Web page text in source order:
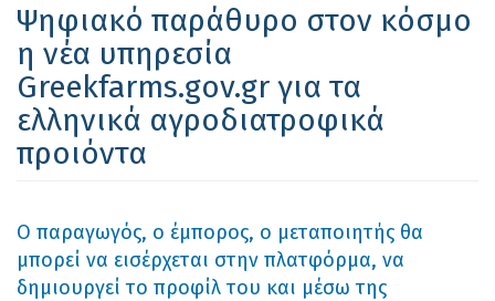
Ψηφιακό παράθυρο στον κόσμο
η νέα υπηρεσία
Greekfarms.gov.gr για τα
ελληνικά αγροδιατροφικά
προιόντα
Ο παραγωγός, ο έμπορος, ο μεταποιητής θα
μπορεί να εισέρχεται στην πλατφόρμα, να
δημιουργεί το προφίλ του και μέσω της